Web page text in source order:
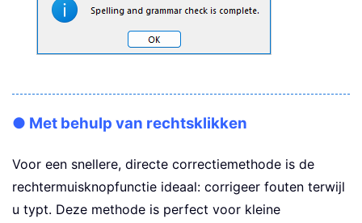
● Met behulp van rechtsklikken
Voor een snellere, directe correctiemethode is de
rechtermuisknopfunctie ideaal: corrigeer fouten terwijl
u typt. Deze methode is perfect voor kleine